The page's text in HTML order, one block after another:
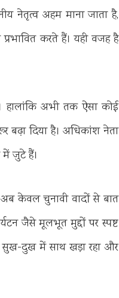
नेतृत्व अहम माना जाता है,
करते हैं। यही वजह है
हालांकि अभी तक ऐसा कोई
बढ़ा दिया है। अधिकांश नेता
जुटे हैं।
केवल चुनावी वादों से बात
जैसे मूलभूत मुद्दों पर स्पष्ट
सुख-दुख में साथ खड़ा रहा और